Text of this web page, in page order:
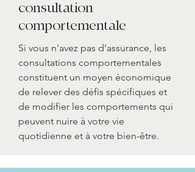
consultation
comportementale
Si vous n'avez pas d'assurance, les
consultations comportementales
constituent un moyen économique
de relever des défis spécifiques et
de modifier les comportements qui
peuvent nuire à votre vie
quotidienne et à votre bien-être.